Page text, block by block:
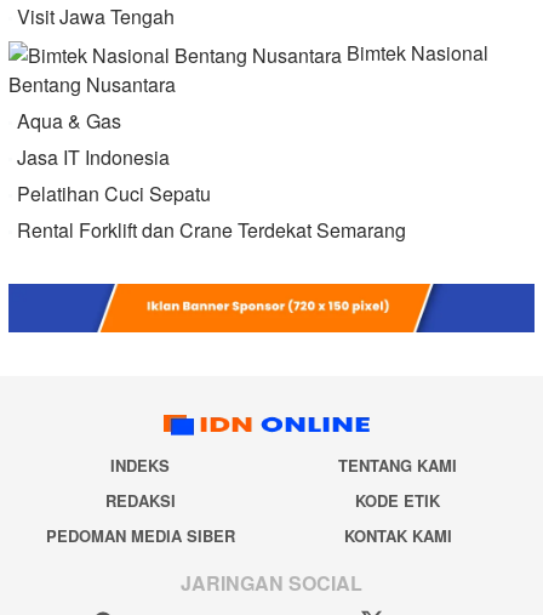
Visit Jawa Tengah
Bimtek Nasional
Bentang Nusantara
Aqua & Gas
Jasa IT Indonesia
Pelatihan Cuci Sepatu
Rental Forklift dan Crane Terdekat Semarang
INDEKS
TENTANG KAMI
REDAKSI
KODE ETIK
PEDOMAN MEDIA SIBER
KONTAK KAMI
JARINGAN SOCIAL